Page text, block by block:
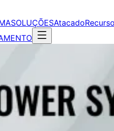
SOLUÇÕESAtacado